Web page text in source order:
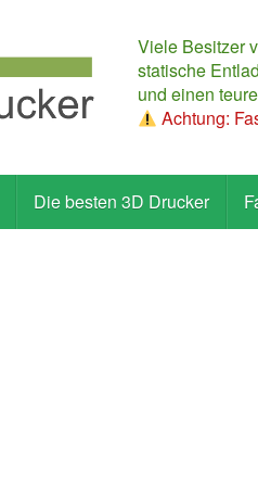
Viele Besitzer
statische
und einen
Achtung:
Die besten 3D Drucker